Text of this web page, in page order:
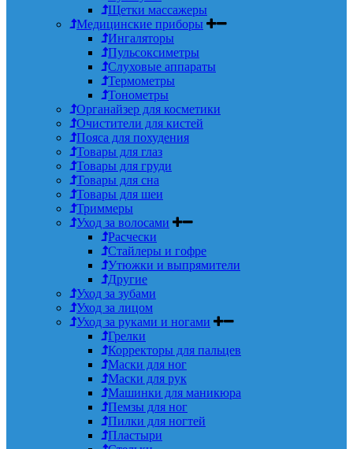
Щетки массажеры
Медицинские приборы
Ингаляторы
Пульсоксиметры
Слуховые аппараты
Термометры
Тонометры
Органайзер для косметики
Очистители для кистей
Пояса для похудения
Товары для глаз
Товары для груди
Товары для сна
Товары для шеи
Триммеры
Уход за волосами
Расчески
Стайлеры и гофре
Утюжки и выпрямители
Другие
Уход за зубами
Уход за лицом
Уход за руками и ногами
Грелки
Корректоры для пальцев
Маски для ног
Маски для рук
Машинки для маникюра
Пемзы для ног
Пилки для ногтей
Пластыри